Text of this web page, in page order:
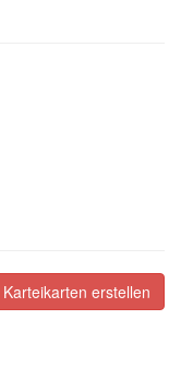
Karteikarten erstellen